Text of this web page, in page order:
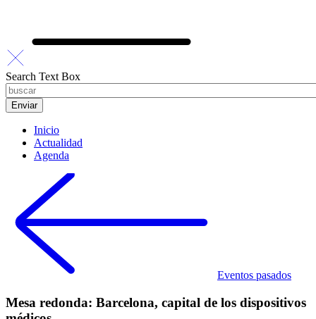
Search Text Box
Inicio
Actualidad
Agenda
Eventos pasados
Mesa redonda: Barcelona, capital de los dispositivos